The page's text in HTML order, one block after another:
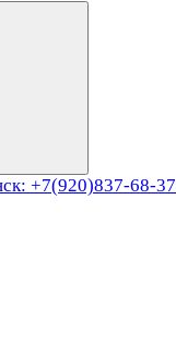
+7(920)837-68-37